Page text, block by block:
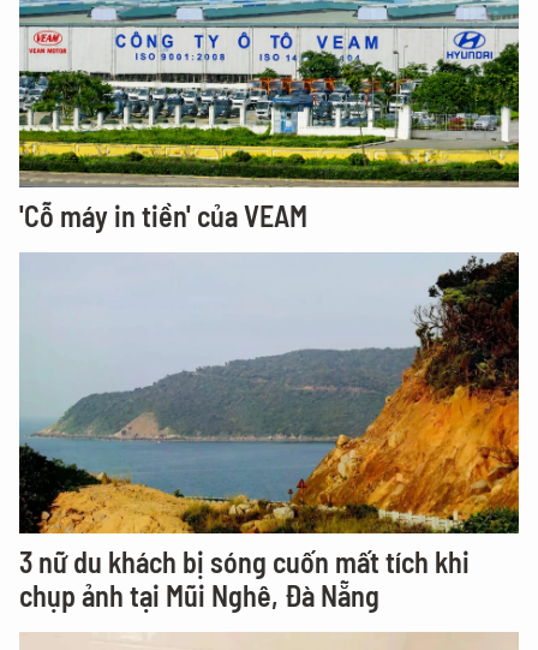
'Cỗ máy in tiền' của VEAM
3 nữ du khách bị sóng cuốn mất tích khi
chụp ảnh tại Mũi Nghê, Đà Nẵng